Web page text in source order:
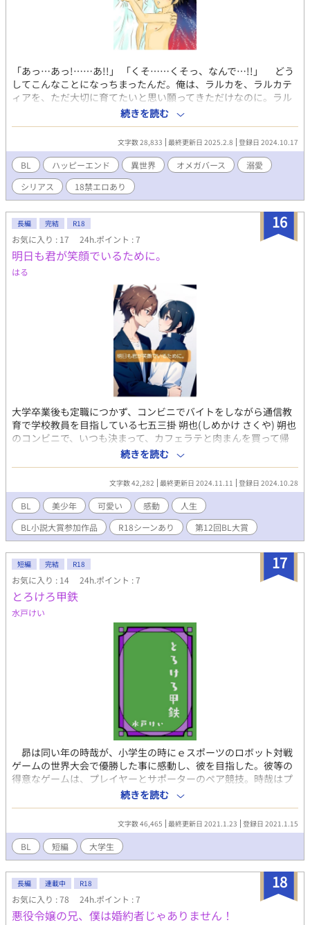
「あっ…あっ!……あ!!」 「くそ……くそっ、なんで…!!」 どう
してこんなことになっちまったんだ。俺は、ラルカを、ラルカテ
ィアを、ただ大切に育てたいと思い願ってきただけなのに。ラル
カを幸せにしたいと、それだけを考えて10年もの間、彼を育て慈
しんで来たのに。 柔かく小さな少年の肢体。抗う術を持たぬ身
体を組み敷きながら、俺は、荒々しく押し寄せてくる衝動のま
ま、折れそうな細い首筋に噛み痕を残した。 変わり者のアルファ
『クルト』のもとに、ある日預けられた小さな『ラルカ』──虐
待を受けていたと思しきその子供は、子供らしくなく無表情で無
感動だった。けれどクルトは、そんなラルカの世話をする内に、
彼の存在を大切なものに思えてきて…… 適当なオメガバース設定
有。
続きを読む
文字数 28,833 最終更新日 2025.2.8 登録日 2024.10.17
BL ハッピーエンド 異世界 オメガバース
溺愛
シリアス
18禁エロあり
16
長編 完結 R18
お気に入り : 17 24h.ポイント : 7
明日も君が笑顔でいるために。
はる
大学卒業後も定職につかず、コンビニでバイトをしながら通信教
育で学校教員を目指している七五三掛 朔也(しめかけ さくや) 朔也
のコンビニで、いつも決まって、カフェラテと肉まんを買って帰
る美少年、葵(あおい) 朔也は、どこか影のある寂しげな雰囲気の
葵を気にかけるようになり…。 ・性描写有はタイトルに(※)付け
続きを読む
文字数 42,282 最終更新日 2024.11.11 登録日 2024.10.28
BL 美少年 可愛い 感動
人生
BL小説大賞参加作品
R18シーンあり 第12回BL大賞
17
短編 完結 R18
お気に入り : 14 24h.ポイント : 7
とろけろ甲鉄
水戸けい
昴は同い年の時哉が、小学生の時にｅスポーツのロボット対戦
ゲームの世界大会で優勝した事に感動し、彼を目指した。彼等の
得意なゲームは、プレイヤーとサポーターのペア競技。時哉はプ
レイヤーで、サポーターの父親と組んでいたが、ｅスポーツ専門
大学に入学すると、サポーターになっていた。憧れの時哉に、パ
ートナーになろうと誘われる昴だが、彼と対戦をしたいので断り
続ける。 昴とペアになりたい同級の斗真は、彼を手に入れるた
めにマニュピレーターを使って性的な攻撃をしかけてきて――
続きを読む
文字数 46,465 最終更新日 2021.1.23 登録日 2021.1.15
BL 短編 大学生
18
長編 連載中 R18
お気に入り : 78 24h.ポイント : 7
悪役令嬢の兄、僕は婚約者じゃありません！